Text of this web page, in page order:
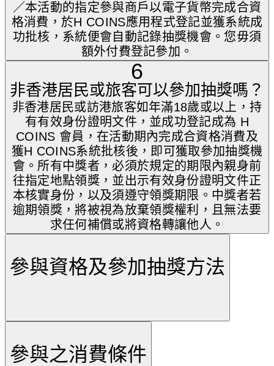
／本活動的指定參與商戶以電子貨幣完成合資
格消費，於H COINS應用程式登記並獲系統成
功批核，系統便會自動記錄抽獎機會。您毋須
額外付費登記參加。
6
非香港居民或旅客可以參加抽獎嗎？
非香港居民或訪港旅客如年滿18歲或以上，持
有有效身份證明文件，並成功登記成為 H
COINS 會員，在活動期內完成合資格消費及
獲H COINS系統批核後，即可獲取參加抽獎機
會。所有中獎者，必須於規定的期限內親身前
往指定地點領獎，並出示有效身份證明文件正
本核實身份，以及須遵守領獎期限。中獎者若
逾期領獎，將被視為放棄領獎權利，且無法要
求任何補償或將資格轉讓他人。
參與資格及參加抽獎方法
參與之消費條件